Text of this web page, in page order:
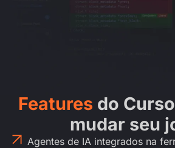
Features do
mudar seu
Agentes de IA integrados na